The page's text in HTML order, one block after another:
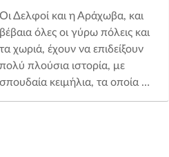
Οι Δελφοί και η Αράχωβα, και
βέβαια όλες οι γύρω πόλεις και
τα χωριά, έχουν να επιδείξουν
πολύ πλούσια ιστορία, με
σπουδαία κειμήλια, τα οποία …